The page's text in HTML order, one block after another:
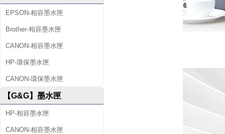
EPSON-相容墨水匣
Brother-相容墨水匣
CANON-相容墨水匣
HP-環保墨水匣
CANON-環保墨水匣
【G&G】墨水匣
HP-相容墨水匣
CANON-相容墨水匣